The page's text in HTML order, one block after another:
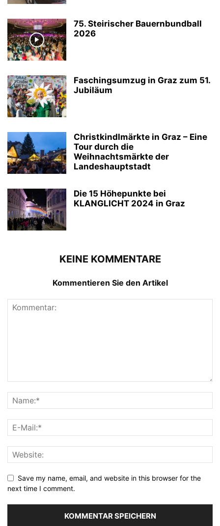
75. Steirischer Bauernbundball
2026
Faschingsumzug in Graz zum 51.
Jubiläum
Christkindlmärkte in Graz – Eine
Tour durch die
Weihnachtsmärkte der
Landeshauptstadt
Die 15 Höhepunkte bei
KLANGLICHT 2024 in Graz
KEINE KOMMENTARE
Kommentieren Sie den Artikel
Save my name, email, and website in this browser for the
next time I comment.